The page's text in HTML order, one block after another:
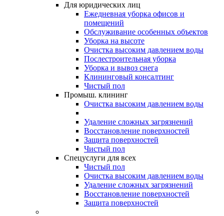
Для юридических лиц
Ежедневная уборка офисов и
помещений
Обслуживание особенных объектов
Уборка на высоте
Очистка высоким давлением воды
Послестроительная уборка
Уборка и вывоз снега
Клининговый консалтинг
Чистый пол
Промыш. клининг
Очистка высоким давлением воды
Удаление сложных загрязнений
Восстановление поверхностей
Защита поверхностей
Чистый пол
Спецуслуги для всех
Чистый пол
Очистка высоким давлением воды
Удаление сложных загрязнений
Восстановление поверхностей
Защита поверхностей